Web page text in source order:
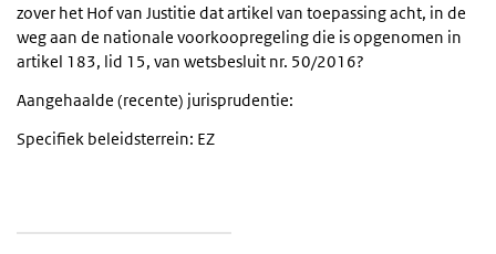
zover het Hof van Justitie dat artikel van toepassing acht, in de
weg aan de nationale voorkoopregeling die is opgenomen in
artikel 183, lid 15, van wetsbesluit nr. 50/2016?
Aangehaalde (recente) jurisprudentie:
Specifiek beleidsterrein: EZ